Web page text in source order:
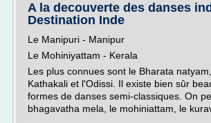
A la decouverte des danses
Destination Inde
Le Manipuri - Manipur
Le Mohiniyattam - Kerala
Les plus connues sont le Bharata
Kathakali et l'Odissi. Il existe bien sûr
formes de danses semi-classiques. On
bhagavatha mela, le mohiniattam, le